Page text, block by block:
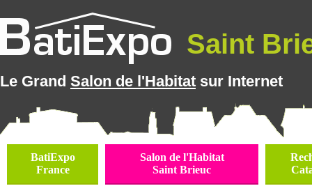
Saint
Le Grand Salon de l'Habitat sur Internet
BatiExpo
France
Salon de l'Habitat
Saint Brieuc